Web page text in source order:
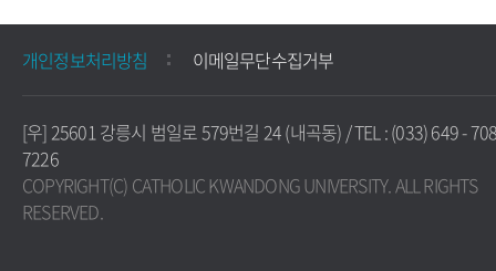
개인정보처리방침 이메일무단수집거부
[우] 25601 강릉시 범일로 579번길 24 (내곡동) / TEL : (033) 649 -
7226
COPYRIGHT(C) CATHOLIC KWANDONG UNIVERSITY. ALL RIGHTS
RESERVED.